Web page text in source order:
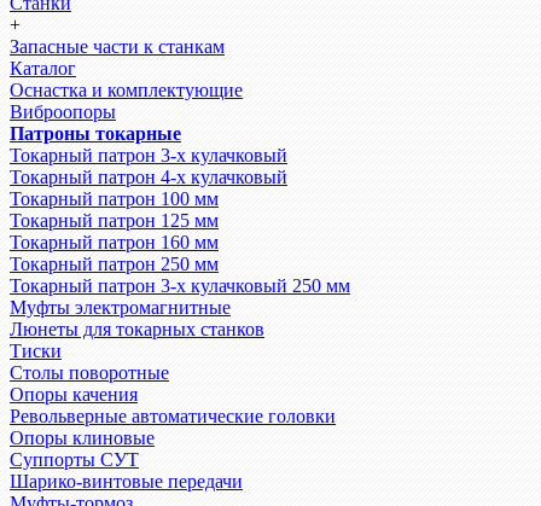
+
Запасные части к станкам
Каталог
Оснастка и комплектующие
Виброопоры
Патроны токарные
Токарный патрон 3-х кулачковый
Токарный патрон 4-х кулачковый
Токарный патрон 100 мм
Токарный патрон 125 мм
Токарный патрон 160 мм
Токарный патрон 250 мм
Токарный патрон 3-х кулачковый 250 мм
Муфты электромагнитные
Люнеты для токарных станков
Тиски
Столы поворотные
Опоры качения
Револьверные автоматические головки
Опоры клиновые
Суппорты СУТ
Шарико-винтовые передачи